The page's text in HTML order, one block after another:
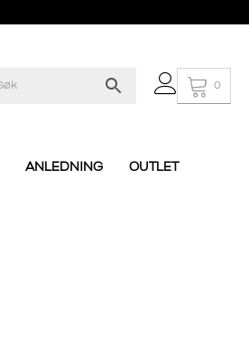
0
ANLEDNING
OUTLET